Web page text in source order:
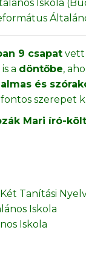
Iskola
9 csapat vett
a döntőbe, ahol
és
szerepet
Mari író-
Tanítási
Iskola
Iskola